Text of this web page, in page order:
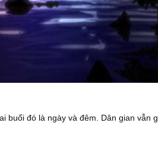
buổi đó là ngày và đêm. Dân gian vẫn